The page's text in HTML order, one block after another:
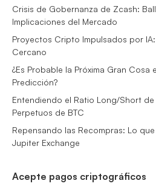
Crisis de Gobernanza de Zcash:
Implicaciones del Mercado
Proyectos Cripto Impulsados por
Cercano
¿Es Probable la Próxima Gran Cosa
Predicción?
Entendiendo el Ratio Long/Short de
Perpetuos de BTC
Repensando las Recompras: Lo
Jupiter Exchange
Acepte pagos criptográficos